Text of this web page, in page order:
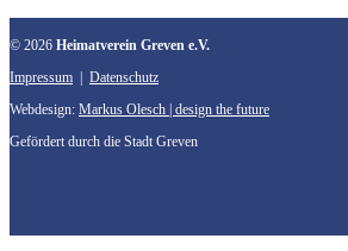
© 2026 Heimatverein Greven e.V.
Impressum
Datenschutz
Webdesign: Markus Olesch | design the future
Gefördert durch die Stadt Greven